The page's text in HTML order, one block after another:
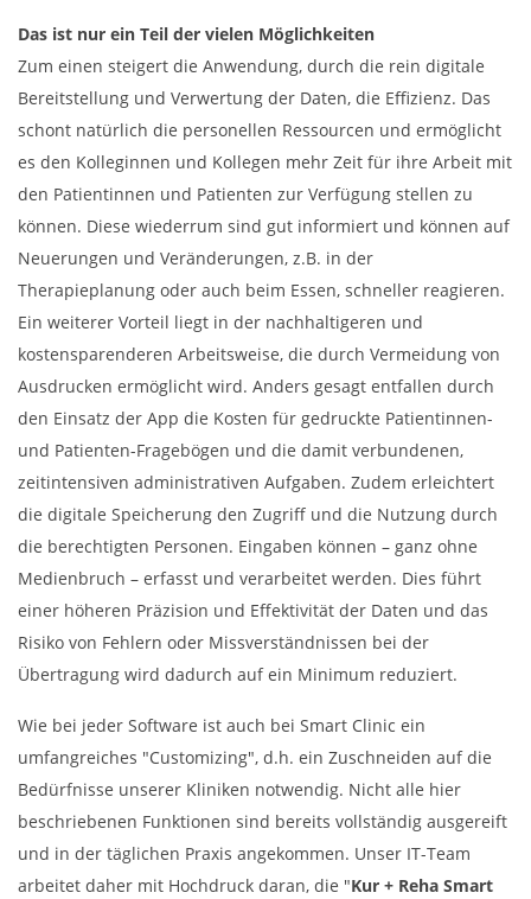
Das ist nur ein Teil der vielen Möglichkeiten
Zum einen steigert die Anwendung, durch die rein digitale
Bereitstellung und Verwertung der Daten, die Effizienz. Das
schont natürlich die personellen Ressourcen und ermöglicht
es den Kolleginnen und Kollegen mehr Zeit für ihre Arbeit mit
den Patientinnen und Patienten zur Verfügung stellen zu
können. Diese wiederrum sind gut informiert und können auf
Neuerungen und Veränderungen, z.B. in der
Therapieplanung oder auch beim Essen, schneller reagieren.
Ein weiterer Vorteil liegt in der nachhaltigeren und
kostensparenderen Arbeitsweise, die durch Vermeidung von
Ausdrucken ermöglicht wird. Anders gesagt entfallen durch
den Einsatz der App die Kosten für gedruckte Patientinnen-
und Patienten-Fragebögen und die damit verbundenen,
zeitintensiven administrativen Aufgaben. Zudem erleichtert
die digitale Speicherung den Zugriff und die Nutzung durch
die berechtigten Personen. Eingaben können – ganz ohne
Medienbruch – erfasst und verarbeitet werden. Dies führt
einer höheren Präzision und Effektivität der Daten und das
Risiko von Fehlern oder Missverständnissen bei der
Übertragung wird dadurch auf ein Minimum reduziert.
Wie bei jeder Software ist auch bei Smart Clinic ein
umfangreiches "Customizing", d.h. ein Zuschneiden auf die
Bedürfnisse unserer Kliniken notwendig. Nicht alle hier
beschriebenen Funktionen sind bereits vollständig ausgereift
und in der täglichen Praxis angekommen. Unser IT-Team
arbeitet daher mit Hochdruck daran, die "Kur + Reha Smart